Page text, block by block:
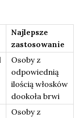
Najlepsze
zastosowanie
Osoby z
odpowiednią
ilością włosków
dookoła brwi
Osoby z